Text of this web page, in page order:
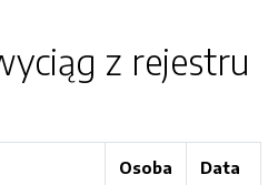
z rejestru
Osoba Data